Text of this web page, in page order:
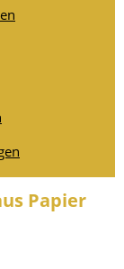
Papier